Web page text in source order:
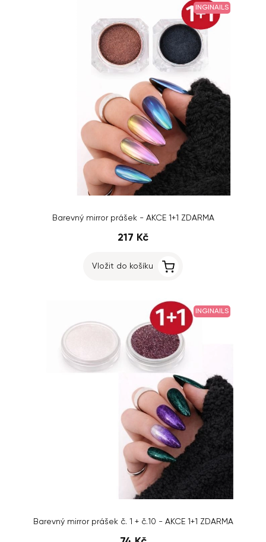
INGINAILS
Barevný mirror prášek - AKCE 1+1 ZDARMA
217 Kč
Vložit do košíku
INGINAILS
Barevný mirror prášek č. 1 + č.10 - AKCE 1+1 ZDARMA